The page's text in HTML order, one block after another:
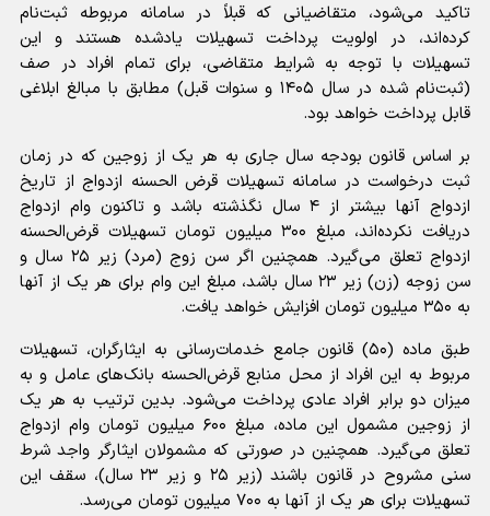
تاکید می‌شود، متقاضیانی که قبلاً در سامانه مربوطه ثبت‌نام
کرده‌اند، در اولویت پرداخت تسهیلات یادشده هستند و این
تسهیلات با توجه به شرایط متقاضی، برای تمام افراد در صف
(ثبت‌نام شده در سال ۱۴۰۵ و سنوات قبل) مطابق با مبالغ ابلاغی
قابل پرداخت خواهد بود.
بر اساس قانون بودجه سال جاری به هر یک از زوجین که در زمان
ثبت درخواست در سامانه تسهیلات قرض الحسنه ازدواج از تاریخ
ازدواج آنها بیشتر از ۴ سال نگذشته باشد و تاکنون وام ازدواج
دریافت نکرده‌اند، مبلغ ۳۰۰ میلیون تومان تسهیلات قرض‌الحسنه
ازدواج تعلق می‌گیرد. همچنین اگر سن زوج (مرد) زیر ۲۵ سال و
سن زوجه (زن) زیر ۲۳ سال باشد، مبلغ این وام برای هر یک از آنها
به ۳۵۰ میلیون تومان افزایش خواهد یافت.
طبق ماده (۵۰) قانون جامع خدمات‌رسانی به ایثارگران، تسهیلات
مربوط به این افراد از محل منابع قرض‌الحسنه بانک‌های عامل و به
میزان دو برابر افراد عادی پرداخت می‌شود. بدین ترتیب به هر یک
از زوجین مشمول این ماده، مبلغ ۶۰۰ میلیون تومان وام ازدواج
تعلق می‌گیرد. همچنین در صورتی که مشمولان ایثارگر واجد شرط
سنی مشروح در قانون باشند (زیر ۲۵ و زیر ۲۳ سال)، سقف این
تسهیلات برای هر یک از آنها به ۷۰۰ میلیون تومان می‌رسد.